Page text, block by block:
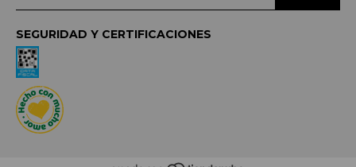
SEGURIDAD Y CERTIFICACIONES